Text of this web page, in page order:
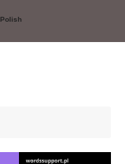
Polish